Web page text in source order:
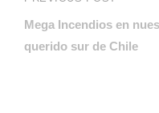
Mega Incendios en
querido sur de Chile